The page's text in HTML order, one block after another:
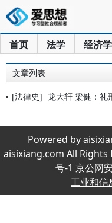
首页 法学 经济学
文章列表
[法律史] 龙大轩 梁健：礼
Powered by
aisixiang.com All Rights
号-1 京公网
工业和信